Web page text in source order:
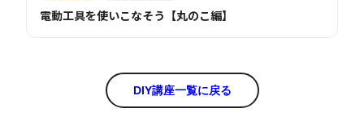
電動工具を使いこなそう【丸のこ編】
DIY講座一覧に戻る